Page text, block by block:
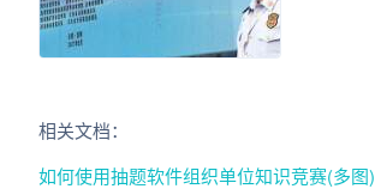
相关文档：
如何使用抽题软件组织单位知识竞赛(多图)